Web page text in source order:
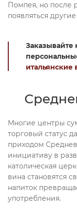
Помпея, но после
появляться
итальянские
Многие центры
торговый статус
приходом
инициативу в
католическая
вина становятся
напиток
употребления.